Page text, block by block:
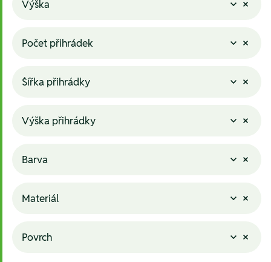
Výška
Počet přihrádek
Šířka přihrádky
Výška přihrádky
Barva
Materiál
Povrch